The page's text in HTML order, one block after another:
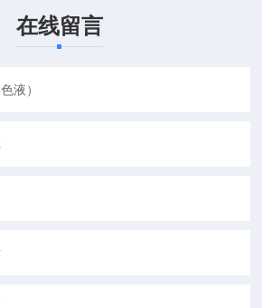
在线留言